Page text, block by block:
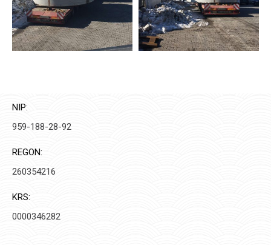
NIP:
959-188-28-92
REGON:
260354216
KRS:
0000346282